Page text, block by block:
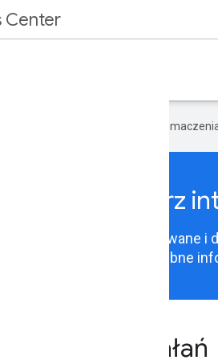
Center
Google używa technologii AI do
wybierz
są teraz uporządkowane
aby wyświetlić potrzebne
Centrum działań